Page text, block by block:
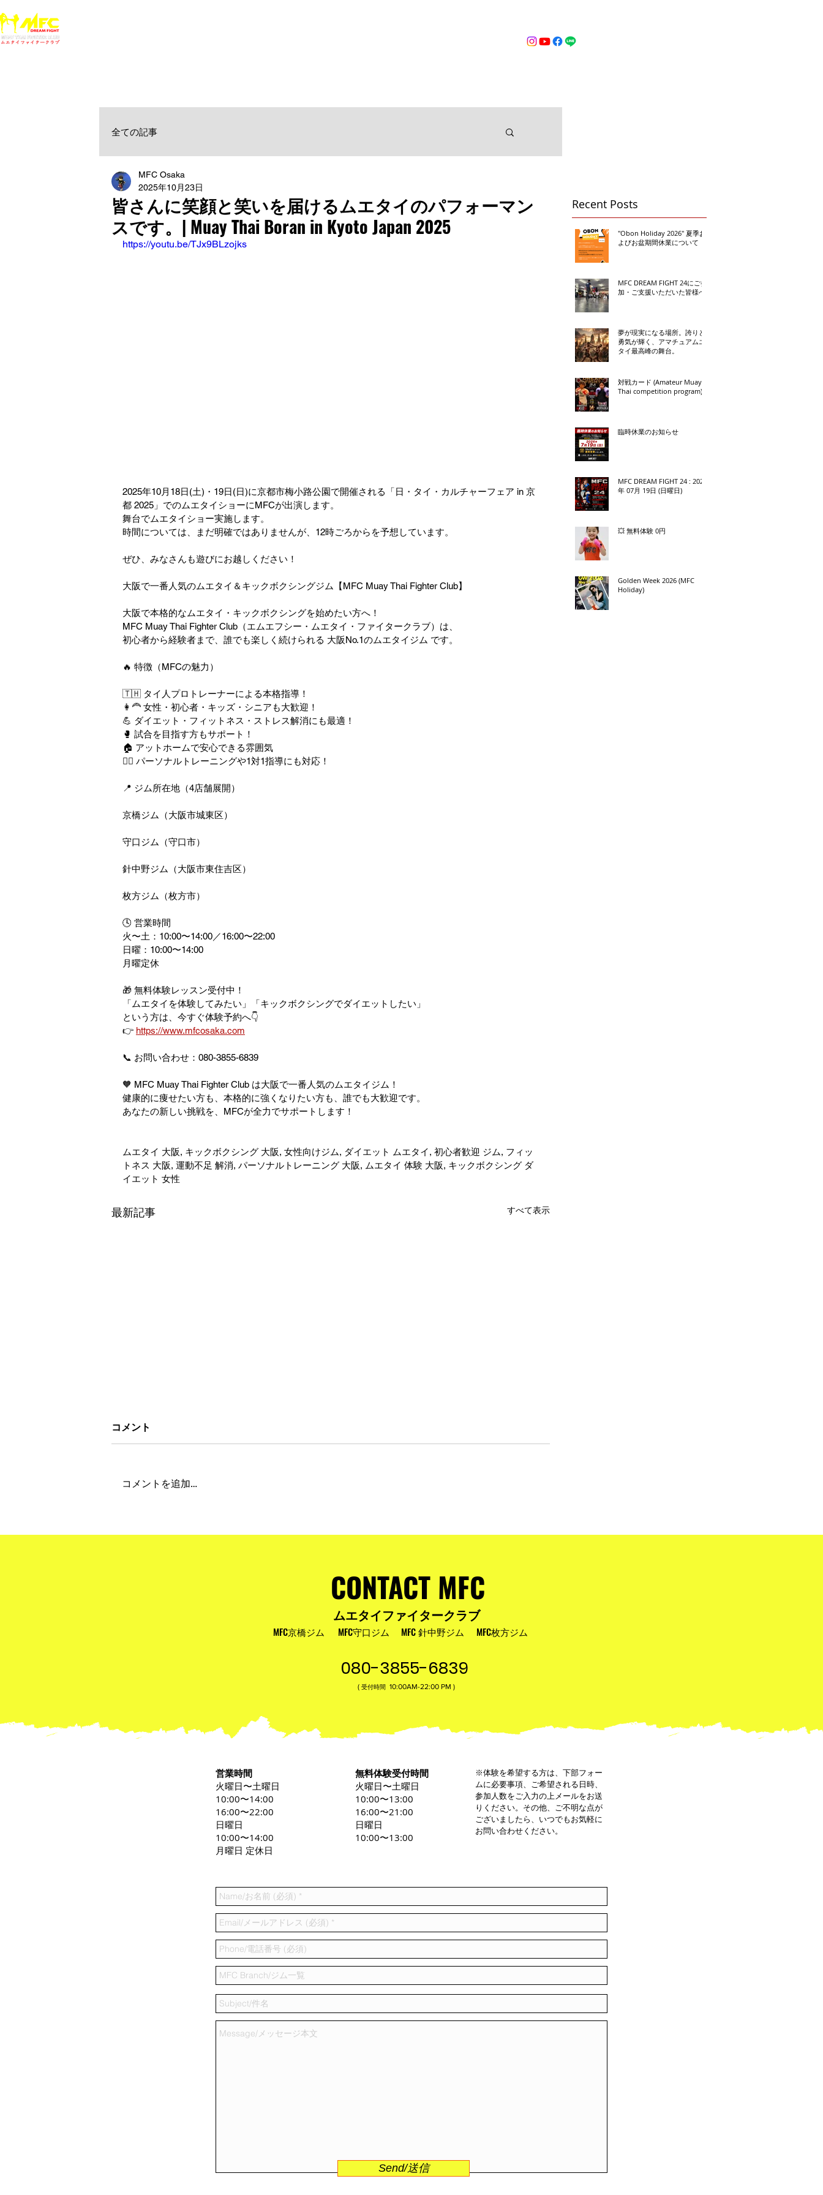
全ての記事
皆さんに笑顔と笑いを届けるムエタイのパフォーマン
スです。| Muay Thai Boran in Kyoto Japan 2025
MFC Osaka
2025年10月23日
https://youtu.be/TJx9BLzojks
2025年10月18日(土)・19日(日)に京都市梅小路公園で開催される「日・タイ・カルチャーフェア in 京
都 2025」でのムエタイショーにMFCが出演します。
舞台でムエタイショー実施します。
時間については、まだ明確ではありませんが、12時ごろからを予想しています。
ぜひ、みなさんも遊びにお越しください！
大阪で一番人気のムエタイ＆キックボクシングジム【MFC Muay Thai Fighter Club】
大阪で本格的なムエタイ・キックボクシングを始めたい方へ！
MFC Muay Thai Fighter Club（エムエフシー・ムエタイ・ファイタークラブ）は、
初心者から経験者まで、誰でも楽しく続けられる 大阪No.1のムエタイジム です。
🔥 特徴（MFCの魅力）
🇹🇭 タイ人プロトレーナーによる本格指導！
👩‍🦰 女性・初心者・キッズ・シニアも大歓迎！
💪 ダイエット・フィットネス・ストレス解消にも最適！
🥊 試合を目指す方もサポート！
🏠 アットホームで安心できる雰囲気
🧘‍♀️ パーソナルトレーニングや1対1指導にも対応！
📍 ジム所在地（4店舗展開）
京橋ジム（大阪市城東区）
守口ジム（守口市）
針中野ジム（大阪市東住吉区）
枚方ジム（枚方市）
🕓 営業時間
火〜土：10:00〜14:00／16:00〜22:00
日曜：10:00〜14:00
月曜定休
🎁 無料体験レッスン受付中！
「ムエタイを体験してみたい」「キックボクシングでダイエットしたい」
という方は、今すぐ体験予約へ👇
👉 https://www.mfcosaka.com
📞 お問い合わせ：080-3855-6839
🧡 MFC Muay Thai Fighter Club は大阪で一番人気のムエタイジム！
健康的に痩せたい方も、本格的に強くなりたい方も、誰でも大歓迎です。
あなたの新しい挑戦を、MFCが全力でサポートします！
ムエタイ 大阪, キックボクシング 大阪, 女性向けジム, ダイエット ムエタイ, 初心者歓迎 ジム, フィッ
トネス 大阪, 運動不足 解消, パーソナルトレーニング 大阪, ムエタイ 体験 大阪, キックボクシング ダ
イエット 女性
最新記事 すべて表示
コメント
コメントを追加…
Recent Posts
"Obon Holiday 2026" 夏季お
よびお盆期間休業について
MFC DREAM FIGHT 24にご参
加・ご支援いただいた皆様へ
夢が現実になる場所。誇りと
勇気が輝く、アマチュアムエ
タイ最高峰の舞台。
対戦カード (Amateur Muay
Thai competition program)
臨時休業のお知らせ
MFC DREAM FIGHT 24 : 2026
年 07月 19日 (日曜日)
💥 無料体験 0円
Golden Week 2026 (MFC
Holiday)
CONTACT MFC
ムエタイファイタークラブ
MFC京橋ジム MFC守口ジム MFC枚方ジム
MFC 針中野ジム
080-3855-6839
( 受付時間 10:00AM-22:00​ PM )
営業時間
火曜日〜土曜日
10:00〜14:00
16:00〜22:00
日曜日
10:00〜14:00
月曜日 定休日
無料体験受付時間
火曜日〜土曜日
10:00〜13:00
16:00〜21:00
日曜日
10:00〜13:00
※体験を希望する方は、下部フォー
ムに必要事項、ご希望される日時、
参加人数をご入力の上メールをお送
りください。その他、ご不明な点が
ございましたら、いつでもお気軽に
お問い合わせください。
Send/送信